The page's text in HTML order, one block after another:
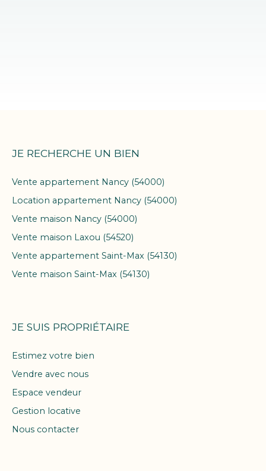
JE RECHERCHE UN BIEN
Vente appartement Nancy (54000)
Location appartement Nancy (54000)
Vente maison Nancy (54000)
Vente maison Laxou (54520)
Vente appartement Saint-Max (54130)
Vente maison Saint-Max (54130)
JE SUIS PROPRIÉTAIRE
Estimez votre bien
Vendre avec nous
Espace vendeur
Gestion locative
Nous contacter